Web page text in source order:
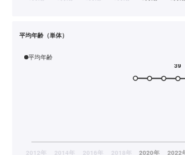
平均年齢（単体）
平均年齢